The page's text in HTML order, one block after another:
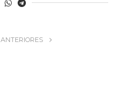
ANTERIORES